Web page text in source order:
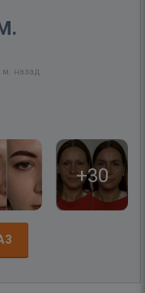
м. назад
+30